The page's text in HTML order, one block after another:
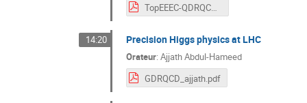
TopEEEC-QDRQCD.pdf
14:20 Precision Higgs physics at LHC
Orateur: Ajjath Abdul-Hameed
GDRQCD_ajjath.pdf